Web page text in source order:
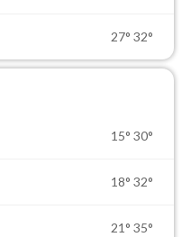
27° 32°
15° 30°
18° 32°
21° 35°